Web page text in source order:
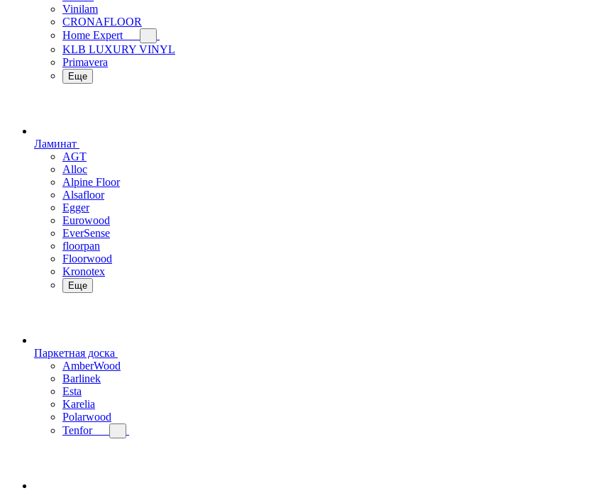
Vinilam
CRONAFLOOR
Home Expert
KLB LUXURY VINYL
Primavera
Еще
Ламинат
AGT
Alloc
Alpine Floor
Alsafloor
Egger
Eurowood
EverSense
floorpan
Floorwood
Kronotex
Еще
Паркетная доска
AmberWood
Barlinek
Esta
Karelia
Polarwood
Tenfor